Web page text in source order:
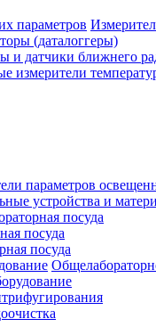
(даталоггеры)
и датчики ближнего
измерители
параметров
посуда
посуда
посуда